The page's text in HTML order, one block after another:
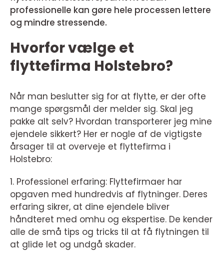
professionelle kan gøre hele processen lettere
og mindre stressende.
Hvorfor vælge et
flyttefirma Holstebro?
Når man beslutter sig for at flytte, er der ofte
mange spørgsmål der melder sig. Skal jeg
pakke alt selv? Hvordan transporterer jeg mine
ejendele sikkert? Her er nogle af de vigtigste
årsager til at overveje et flyttefirma i
Holstebro:
1. Professionel erfaring: Flyttefirmaer har
opgaven med hundredvis af flytninger. Deres
erfaring sikrer, at dine ejendele bliver
håndteret med omhu og ekspertise. De kender
alle de små tips og tricks til at få flytningen til
at glide let og undgå skader.